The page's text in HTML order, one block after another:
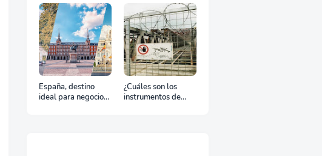
profesional de
equipos define el
éxito de tu
celebración
España, destino
ideal para negocios
¿Cuáles son los
instrumentos de